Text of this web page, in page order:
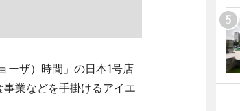
ーザ）時間」の日本1号店
業などを手掛けるアイエ